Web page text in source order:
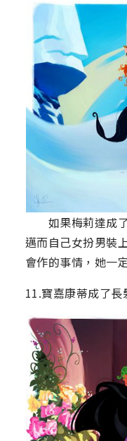
如果梅莉達成了
邁而自己女扮男裝
會作的事情，她一
11.寶嘉康蒂成了長